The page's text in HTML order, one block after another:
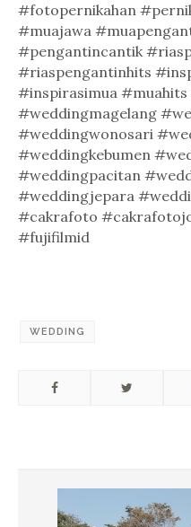
#fotopernikahan
#muajawa
#pengantincantik
#riaspengantinhits
#inspirasimua
#weddingmagelang
#weddingwonosari
#weddingkebumen
#weddingpacitan
#weddingjepara
#cakrafoto
#fujifilmid
WEDDING